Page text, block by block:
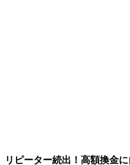
リピーター続出！高額換金